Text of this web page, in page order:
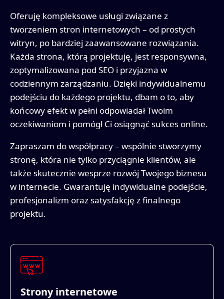
Strony internetowe
Oferuję kompleksowe usługi związane z
tworzeniem stron internetowych – od prostych
witryn, po bardziej zaawansowane rozwiązania.
Każda strona, którą projektuję, jest responsywna,
zoptymalizowana pod SEO i przyjazna w
codziennym zarządzaniu. Dzięki indywidualnemu
podejściu do każdego projektu, dbam o to, aby
końcowy efekt w pełni odpowiadał Twoim
oczekiwaniom i pomógł Ci osiągnąć sukces online.
Zapraszam do współpracy – wspólnie stworzymy
stronę, która nie tylko przyciągnie klientów, ale
także skutecznie wesprze rozwój Twojego biznesu
w internecie. Gwarantuję indywidualne podejście,
profesjonalizm oraz satysfakcję z finalnego
projektu.